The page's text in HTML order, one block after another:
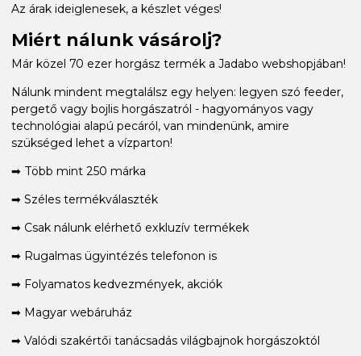
Az árak ideiglenesek, a készlet véges!
Miért nálunk vásárolj?
Már közel 70 ezer horgász termék a Jadabo webshopjában!
Nálunk mindent megtalálsz egy helyen: legyen szó feeder,
pergető vagy bojlis horgászatról - hagyományos vagy
technológiai alapú pecáról, van mindenünk, amire
szükséged lehet a vízparton!
➡ Több mint 250 márka
➡ Széles termékválaszték
➡ Csak nálunk elérhető exkluzív termékek
➡ Rugalmas ügyintézés telefonon is
➡ Folyamatos kedvezmények, akciók
➡ Magyar webáruház
➡ Valódi szakértői tanácsadás világbajnok horgászoktól